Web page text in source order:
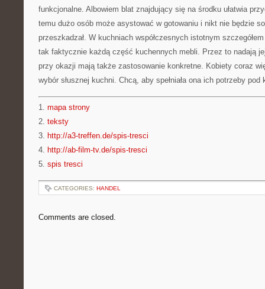
funkcjonalne. Albowiem blat znajdujący się na środku ułatwia
temu dużo osób może asystować w gotowaniu i nikt nie będzie
przeszkadzał. W kuchniach współczesnych istotnym
tak faktycznie każdą część kuchennych mebli. Przez to nadają
przy okazji mają także zastosowanie konkretne. Kobiety coraz
wybór słusznej kuchni. Chcą, aby spełniała ona ich potrzeby
1. mapa strony
2. teksty
3. http://a3-treffen.de/spis-tresci
4. http://ab-film-tv.de/spis-tresci
5. spis tresci
CATEGORIES: HANDEL
Comments are closed.